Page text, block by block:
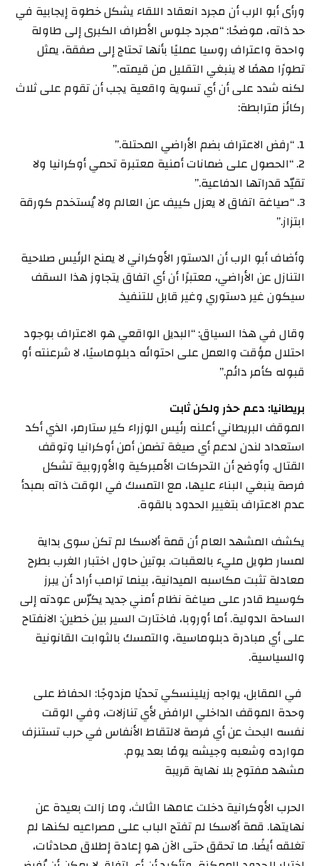
ورأى أبو الرب أن مجرد انعقاد اللقاء يشكل خطوة إيجابية في
حد ذاته، موضحًا: “مجرد جلوس الأطراف الكبرى إلى طاولة
واحدة واعتراف روسيا عمليًا بأنها تحتاج إلى صفقة، يمثل
تطورًا مهمًا لا ينبغي التقليل من قيمته.”
لكنه شدد على أن أي تسوية واقعية يجب أن تقوم على ثلاث
ركائز مترابطة:
1. “رفض الاعتراف بضم الأراضي المحتلة.”
2. “الحصول على ضمانات أمنية معتبرة تحمي أوكرانيا ولا
تقيّد قدراتها الدفاعية.”
3. “صياغة اتفاق لا يعزل كييف عن العالم ولا يُستخدم كورقة
ابتزاز.”
وأضاف أبو الرب أن الدستور الأوكراني لا يمنح الرئيس صلاحية
التنازل عن الأراضي، معتبرًا أن أي اتفاق يتجاوز هذا السقف
سيكون غير دستوري وغير قابل للتنفيذ.
وقال في هذا السياق: “البديل الواقعي هو الاعتراف بوجود
احتلال مؤقت والعمل على احتوائه دبلوماسيًا، لا شرعنته أو
قبوله كأمر دائم.”
بريطانيا: دعم حذر ولكن ثابت
الموقف البريطاني أعلنه رئيس الوزراء كير ستارمر، الذي أكد
استعداد لندن لدعم أي صيغة تضمن أمن أوكرانيا وتوقف
القتال. وأوضح أن التحركات الأمبركية والأوروبية تشكل
فرصة ينبغي البناء عليها، مع التمسك في الوقت ذاته بمبدأ
عدم الاعتراف بتغيير الحدود بالقوة.
يكشف المشهد العام أن قمة ألاسكا لم تكن سوى بداية
لمسار طويل مليء بالعقبات. بوتين حاول اختبار الغرب بطرح
معادلة تثبت مكاسبه الميدانية، بينما ترامب أراد أن يبرز
كوسيط قادر على صياغة نظام أمني جديد يكرّس عودته إلى
الساحة الدولية. أما أوروبا، فاختارت السير بين خطين: الانفتاح
على أي مبادرة دبلوماسية، والتمسك بالثوابت القانونية
والسياسية.
في المقابل، يواجه زيلينسكي تحديًا مزدوجًا: الحفاظ على
وحدة الموقف الداخلي الرافض لأي تنازلات، وفي الوقت
نفسه البحث عن أي فرصة لالتقاط الأنفاس في حرب تستنزف
موارده وشعبه وجيشه يومًا بعد يوم.
مشهد مفتوح بلا نهاية قريبة
الحرب الأوكرانية دخلت عامها الثالث، وما زالت بعيدة عن
نهايتها. قمة ألاسكا لم تفتح الباب على مصراعيه لكنها لم
تغلقه أيضًا. ما تحقق حتى الآن هو إعادة إطلاق محادثات،